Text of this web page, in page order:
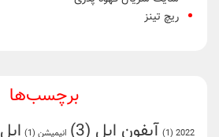
ریچ تینز
برچسب‌ها
2022
(1) آیفون اپل (3) انیمیشن (1) اپل